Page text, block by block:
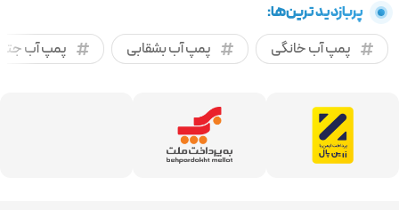
پربازدید ترین‌ها:
پمپ آب خانگی
پمپ آب بشقابی پمپ آب